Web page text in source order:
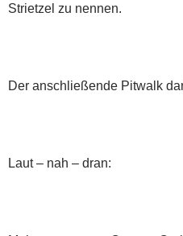
Strietzel zu nennen.
Der anschließende Pitwalk
Laut – nah – dran: